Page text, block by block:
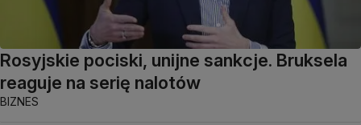
Rosyjskie pociski, unijne sankcje. Bruksela
reaguje na serię nalotów
BIZNES